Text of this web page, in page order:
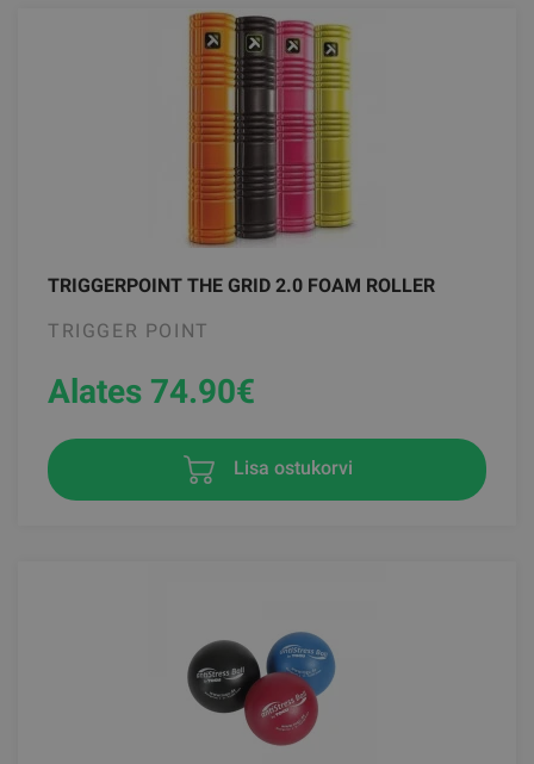
TRIGGERPOINT THE GRID 2.0 FOAM ROLLER
TRIGGER POINT
Alates 74.90€
Lisa ostukorvi